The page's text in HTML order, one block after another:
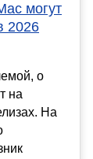
могут
2026
о
на
На